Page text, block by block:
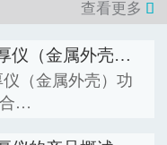
查看更多 
leeb331超声波测厚仪（金属外壳）的…
仪（金属外壳）功
合…